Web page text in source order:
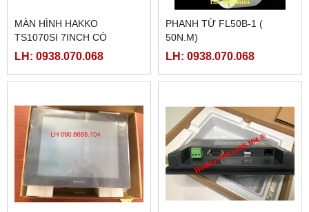
MÀN HÌNH HAKKO
TS1070SI 7INCH CÓ
ETHERNET
LH: 0938.070.068
PHANH TỪ FL50B-1 (
50N.M)
LH: 0938.070.068